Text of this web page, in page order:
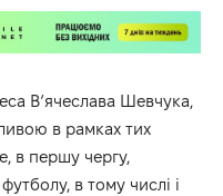
В‘ячеслава Шевчука,
в рамках тих
в першу чергу,
в тому числі і